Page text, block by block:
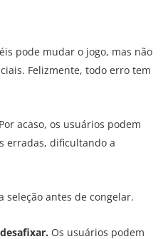
pode mudar o jogo, mas não
Felizmente, todo erro tem
Por acaso, os usuários podem
erradas, dificultando a
seleção antes de congelar.
Os usuários podem